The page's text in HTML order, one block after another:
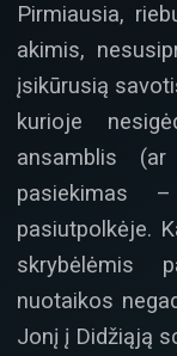
Pirmiausia,
akimis,
įsikūrusią
kurioje
ansamblis (ar
pasiekimas
pasiutpolkėje.
skrybėlėmis
nuotaikos
Jonį į Didžiąją